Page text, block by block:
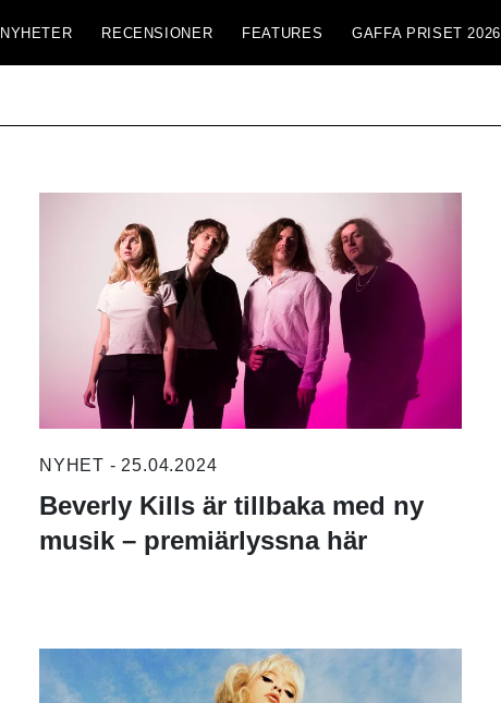
NYHETER RECENSIONER FEATURES GAFFA PRISET 2026
NYHET - 25.04.2024
Beverly Kills är tillbaka med ny
musik – premiärlyssna här